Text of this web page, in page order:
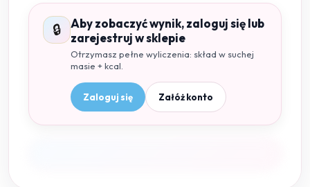
🔒
Aby zobaczyć wynik, zaloguj się lub
zarejestruj w sklepie
Otrzymasz pełne wyliczenia: skład w suchej
masie + kcal.
Zaloguj się Załóż konto